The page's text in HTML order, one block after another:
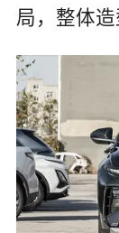
局，整体造